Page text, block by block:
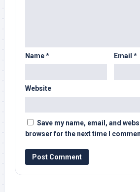
Name* Email *
Website
Save my name, email, and
browser for the next time I